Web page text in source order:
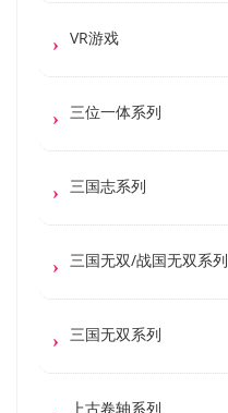
VR游戏
三位一体系列
三国志系列
三国无双/战国无双系列
三国无双系列
上古卷轴系列